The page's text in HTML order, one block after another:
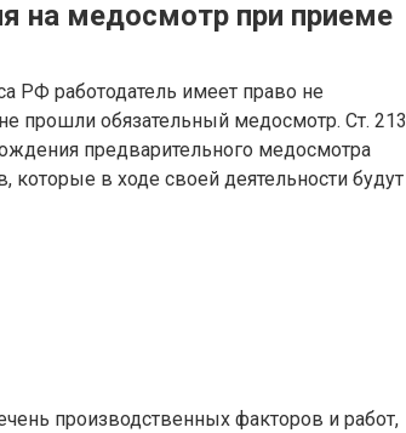
на медосмотр при приеме
РФ работодатель имеет право не
прошли обязательный медосмотр. Ст. 213
предварительного медосмотра
которые в ходе своей деятельности будут
производственных факторов и работ,